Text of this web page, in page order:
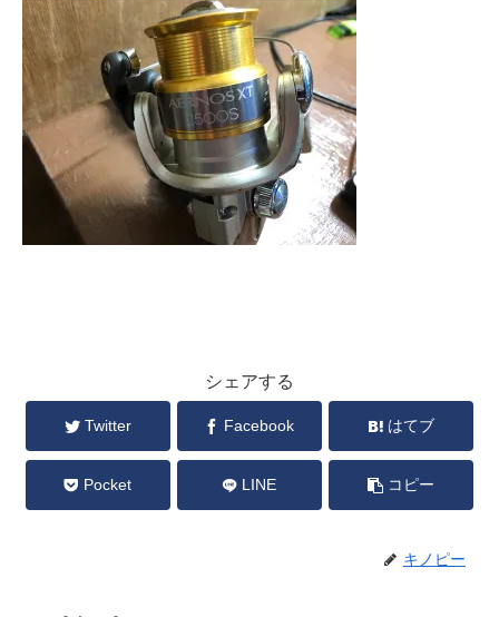
シェアする
Twitter Facebook はてブ
Pocket LINE コピー
キノピー